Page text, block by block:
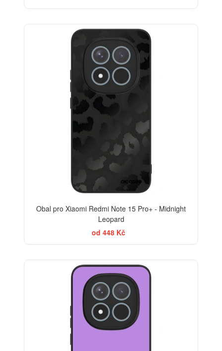
Obal pro Xiaomi Redmi Note 15 Pro+ - Midnight
Leopard
od 448 Kč